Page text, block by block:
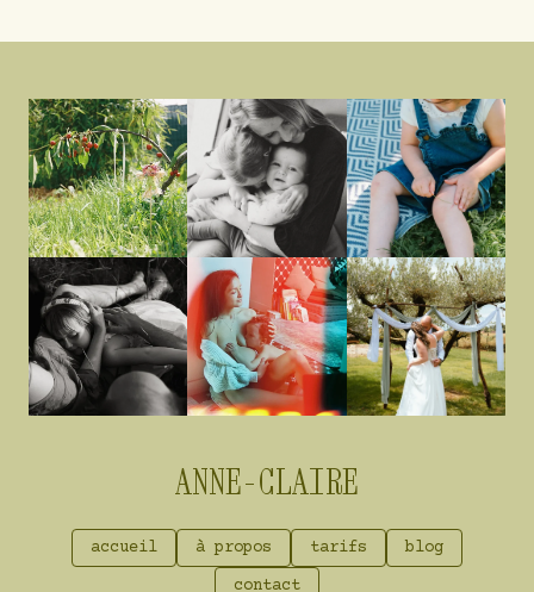
ANNE-CLAIRE
accueil à propos tarifs
blog
contact